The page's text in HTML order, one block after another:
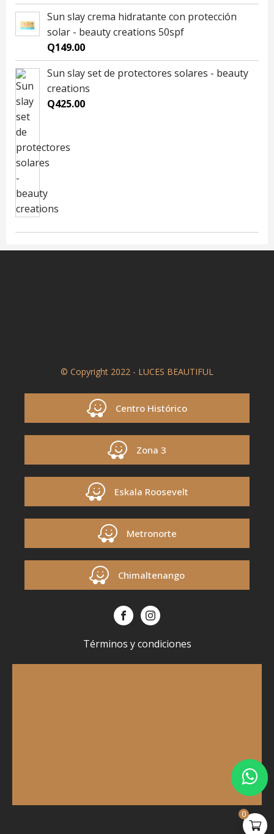
Sun slay crema hidratante con protección
solar - beauty creations 50spf
Q149.00
Sun slay set de protectores solares - beauty
creations
Q425.00
© Copyright 2022 - LUCES BEAUTIFUL
Centro Histórico
Zona 3
Eskala Roosevelt
Metronorte
Chimaltenango
Términos y condiciones
0